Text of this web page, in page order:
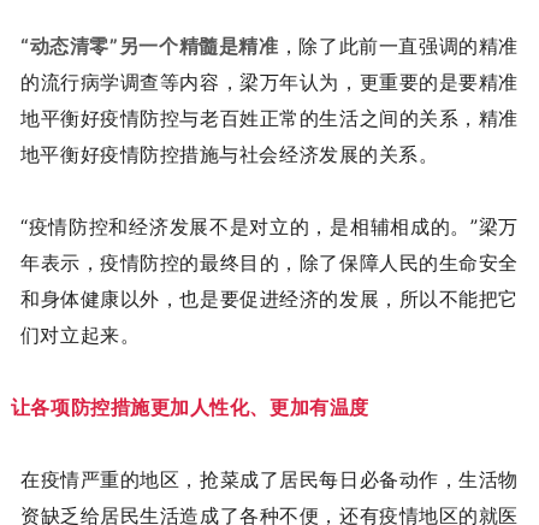
“动态清零”另一个精髓是精准 ，除了此前一直强调的精准
的流行病学调查等内容，梁万年认为，更重要的是要精准
地平衡好疫情防控与老百姓正常的生活之间的关系，精准
地平衡好疫情防控措施与社会经济发展的关系。
“疫情防控和经济发展不是对立的，是相辅相成的。”梁万
年表示，疫情防控的最终目的，除了保障人民的生命安全
和身体健康以外，也是要促进经济的发展，所以不能把它
们对立起来。
让各项防控措施更加人性化、更加有温度
在疫情严重的地区，抢菜成了居民每日必备动作，生活物
资缺乏给居民生活造成了各种不便，还有疫情地区的就医